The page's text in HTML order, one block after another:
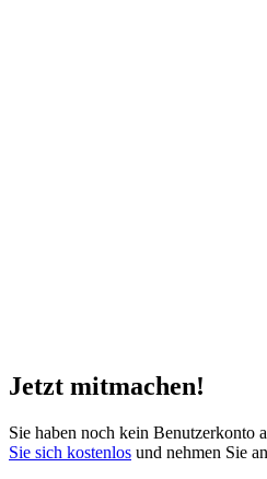
Jetzt mitmachen!
Sie haben noch kein Benutzerkonto
Sie sich kostenlos und nehmen Sie